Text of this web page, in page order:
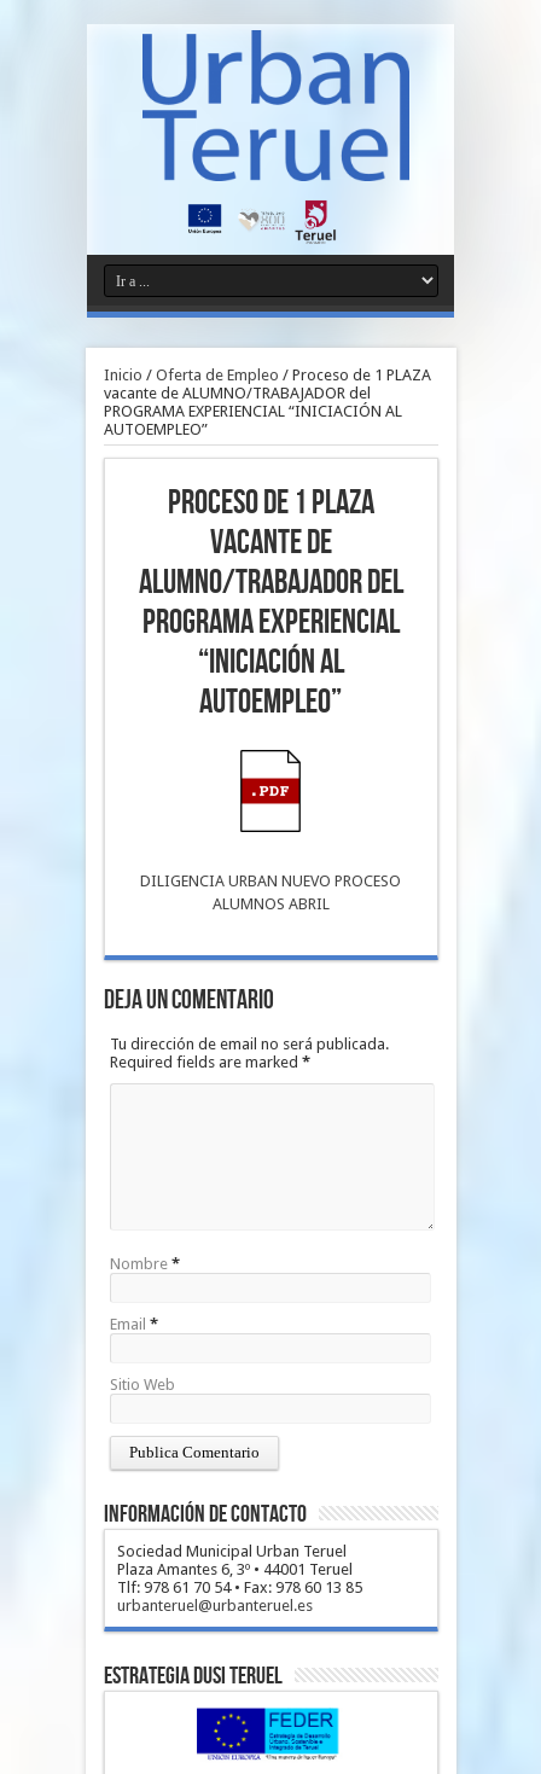
Inicio / Oferta de Empleo / Proceso de 1 PLAZA
vacante de ALUMNO/TRABAJADOR del
PROGRAMA EXPERIENCIAL “INICIACIÓN AL
AUTOEMPLEO”
Proceso de 1 PLAZA
vacante de
ALUMNO/TRABAJADOR del
PROGRAMA EXPERIENCIAL
“INICIACIÓN AL
AUTOEMPLEO”
DILIGENCIA URBAN NUEVO PROCESO
ALUMNOS ABRIL
Deja un Comentario
Tu dirección de email no será publicada.
Required fields are marked *
Nombre *
Email *
Sitio Web
Información de Contacto
Sociedad Municipal Urban Teruel
Plaza Amantes 6, 3º • 44001 Teruel
Tlf: 978 61 70 54 • Fax: 978 60 13 85
urbanteruel@urbanteruel.es
Estrategia DUSI Teruel